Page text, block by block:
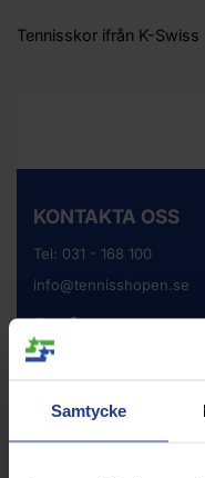
Samtycke
Tennisskor ifrån K-Swiss
KONTAKTA OSS
Tel: 031 - 168 100
info@tennisshopen.se
Thomas Wallén (Före
detta har det bara varit
som nu utvecklats till att